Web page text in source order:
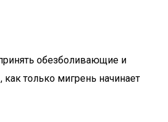
обезболивающие и
только мигрень начинает